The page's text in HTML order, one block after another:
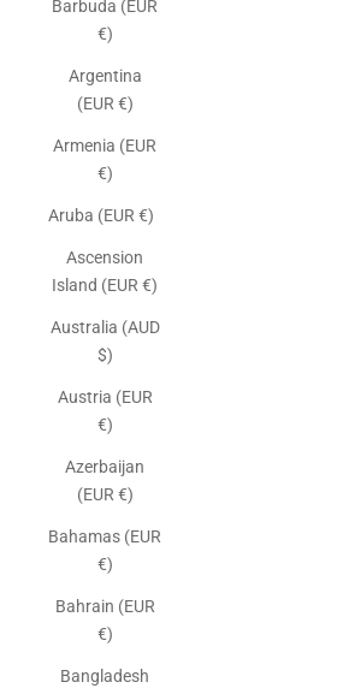
Barbuda (EUR
€)
Argentina
(EUR €)
Armenia (EUR
€)
Aruba (EUR €)
Ascension
Island (EUR €)
Australia (AUD
$)
Austria (EUR
€)
Azerbaijan
(EUR €)
Bahamas (EUR
€)
Bahrain (EUR
€)
Bangladesh